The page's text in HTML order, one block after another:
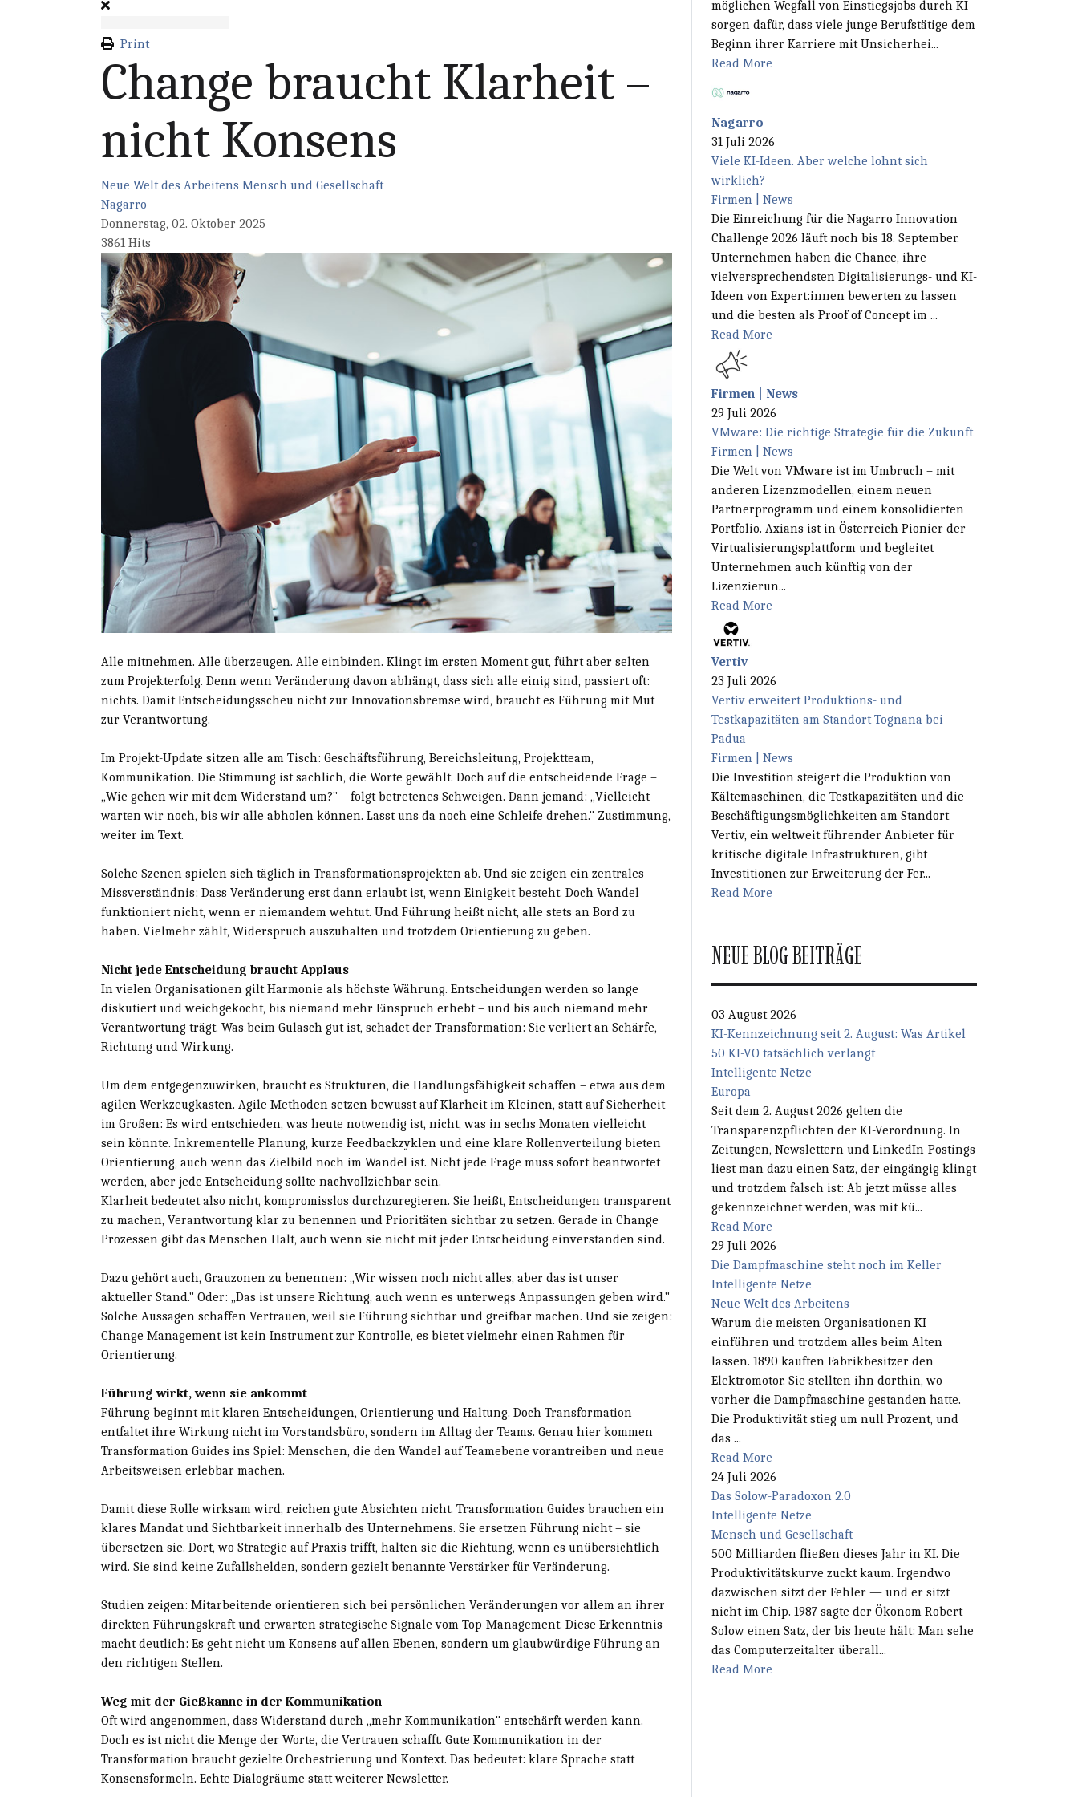
Print
Change braucht Klarheit –
nicht Konsens
Neue Welt des Arbeitens Mensch und Gesellschaft
Nagarro
Donnerstag, 02. Oktober 2025
3861 Hits
Alle mitnehmen. Alle überzeugen. Alle einbinden. Klingt im ersten Moment gut, führt aber selten
zum Projekterfolg. Denn wenn Veränderung davon abhängt, dass sich alle einig sind, passiert oft:
nichts. Damit Entscheidungsscheu nicht zur Innovationsbremse wird, braucht es Führung mit Mut
zur Verantwortung.
Im Projekt-Update sitzen alle am Tisch: Geschäftsführung, Bereichsleitung, Projektteam,
Kommunikation. Die Stimmung ist sachlich, die Worte gewählt. Doch auf die entscheidende Frage –
„Wie gehen wir mit dem Widerstand um?" – folgt betretenes Schweigen. Dann jemand: „Vielleicht
warten wir noch, bis wir alle abholen können. Lasst uns da noch eine Schleife drehen." Zustimmung,
weiter im Text.
Solche Szenen spielen sich täglich in Transformationsprojekten ab. Und sie zeigen ein zentrales
Missverständnis: Dass Veränderung erst dann erlaubt ist, wenn Einigkeit besteht. Doch Wandel
funktioniert nicht, wenn er niemandem wehtut. Und Führung heißt nicht, alle stets an Bord zu
haben. Vielmehr zählt, Widerspruch auszuhalten und trotzdem Orientierung zu geben.
Nicht jede Entscheidung braucht Applaus
In vielen Organisationen gilt Harmonie als höchste Währung. Entscheidungen werden so lange
diskutiert und weichgekocht, bis niemand mehr Einspruch erhebt – und bis auch niemand mehr
Verantwortung trägt. Was beim Gulasch gut ist, schadet der Transformation: Sie verliert an Schärfe,
Richtung und Wirkung.
Um dem entgegenzuwirken, braucht es Strukturen, die Handlungsfähigkeit schaffen – etwa aus dem
agilen Werkzeugkasten. Agile Methoden setzen bewusst auf Klarheit im Kleinen, statt auf Sicherheit
im Großen: Es wird entschieden, was heute notwendig ist, nicht, was in sechs Monaten vielleicht
sein könnte. Inkrementelle Planung, kurze Feedbackzyklen und eine klare Rollenverteilung bieten
Orientierung, auch wenn das Zielbild noch im Wandel ist. Nicht jede Frage muss sofort beantwortet
werden, aber jede Entscheidung sollte nachvollziehbar sein.
Klarheit bedeutet also nicht, kompromisslos durchzuregieren. Sie heißt, Entscheidungen transparent
zu machen, Verantwortung klar zu benennen und Prioritäten sichtbar zu setzen. Gerade in Change
Prozessen gibt das Menschen Halt, auch wenn sie nicht mit jeder Entscheidung einverstanden sind.
Dazu gehört auch, Grauzonen zu benennen: „Wir wissen noch nicht alles, aber das ist unser
aktueller Stand." Oder: „Das ist unsere Richtung, auch wenn es unterwegs Anpassungen geben wird."
Solche Aussagen schaffen Vertrauen, weil sie Führung sichtbar und greifbar machen. Und sie zeigen:
Change Management ist kein Instrument zur Kontrolle, es bietet vielmehr einen Rahmen für
Orientierung.
Führung wirkt, wenn sie ankommt
Führung beginnt mit klaren Entscheidungen, Orientierung und Haltung. Doch Transformation
entfaltet ihre Wirkung nicht im Vorstandsbüro, sondern im Alltag der Teams. Genau hier kommen
Transformation Guides ins Spiel: Menschen, die den Wandel auf Teamebene vorantreiben und neue
Arbeitsweisen erlebbar machen.
Damit diese Rolle wirksam wird, reichen gute Absichten nicht. Transformation Guides brauchen ein
klares Mandat und Sichtbarkeit innerhalb des Unternehmens. Sie ersetzen Führung nicht – sie
übersetzen sie. Dort, wo Strategie auf Praxis trifft, halten sie die Richtung, wenn es unübersichtlich
wird. Sie sind keine Zufallshelden, sondern gezielt benannte Verstärker für Veränderung.
Studien zeigen: Mitarbeitende orientieren sich bei persönlichen Veränderungen vor allem an ihrer
direkten Führungskraft und erwarten strategische Signale vom Top-Management. Diese Erkenntnis
macht deutlich: Es geht nicht um Konsens auf allen Ebenen, sondern um glaubwürdige Führung an
den richtigen Stellen.
Weg mit der Gießkanne in der Kommunikation
Oft wird angenommen, dass Widerstand durch „mehr Kommunikation" entschärft werden kann.
Doch es ist nicht die Menge der Worte, die Vertrauen schafft. Gute Kommunikation in der
Transformation braucht gezielte Orchestrierung und Kontext. Das bedeutet: klare Sprache statt
Konsensformeln. Echte Dialogräume statt weiterer Newsletter.
möglichen Wegfall von Einstiegsjobs durch KI
sorgen dafür, dass viele junge Berufstätige dem
Beginn ihrer Karriere mit Unsicherhei...
Read More
Nagarro
31 Juli 2026
Viele KI-Ideen. Aber welche lohnt sich
wirklich?
Firmen | News
Die Einreichung für die Nagarro Innovation
Challenge 2026 läuft noch bis 18. September.
Unternehmen haben die Chance, ihre
vielversprechendsten Digitalisierungs- und KI-
Ideen von Expert:innen bewerten zu lassen
und die besten als Proof of Concept im ...
Read More
Firmen | News
29 Juli 2026
VMware: Die richtige Strategie für die Zukunft
Firmen | News
Die Welt von VMware ist im Umbruch – mit
anderen Lizenzmodellen, einem neuen
Partnerprogramm und einem konsolidierten
Portfolio. Axians ist in Österreich Pionier der
Virtualisierungsplattform und begleitet
Unternehmen auch künftig von der
Lizenzierun...
Read More
Vertiv
23 Juli 2026
Vertiv erweitert Produktions- und
Testkapazitäten am Standort Tognana bei
Padua
Firmen | News
Die Investition steigert die Produktion von
Kältemaschinen, die Testkapazitäten und die
Beschäftigungsmöglichkeiten am Standort
Vertiv, ein weltweit führender Anbieter für
kritische digitale Infrastrukturen, gibt
Investitionen zur Erweiterung der Fer...
Read More
NEUE BLOG BEITRÄGE
03 August 2026
KI-Kennzeichnung seit 2. August: Was Artikel
50 KI-VO tatsächlich verlangt
Intelligente Netze
Europa
Seit dem 2. August 2026 gelten die
Transparenzpflichten der KI-Verordnung. In
Zeitungen, Newslettern und LinkedIn-Postings
liest man dazu einen Satz, der eingängig klingt
und trotzdem falsch ist: Ab jetzt müsse alles
gekennzeichnet werden, was mit kü...
Read More
29 Juli 2026
Die Dampfmaschine steht noch im Keller
Intelligente Netze
Neue Welt des Arbeitens
Warum die meisten Organisationen KI
einführen und trotzdem alles beim Alten
lassen. 1890 kauften Fabrikbesitzer den
Elektromotor. Sie stellten ihn dorthin, wo
vorher die Dampfmaschine gestanden hatte.
Die Produktivität stieg um null Prozent, und
das ...
Read More
24 Juli 2026
Das Solow-Paradoxon 2.0
Intelligente Netze
Mensch und Gesellschaft
500 Milliarden fließen dieses Jahr in KI. Die
Produktivitätskurve zuckt kaum. Irgendwo
dazwischen sitzt der Fehler — und er sitzt
nicht im Chip. 1987 sagte der Ökonom Robert
Solow einen Satz, der bis heute hält: Man sehe
das Computerzeitalter überall...
Read More